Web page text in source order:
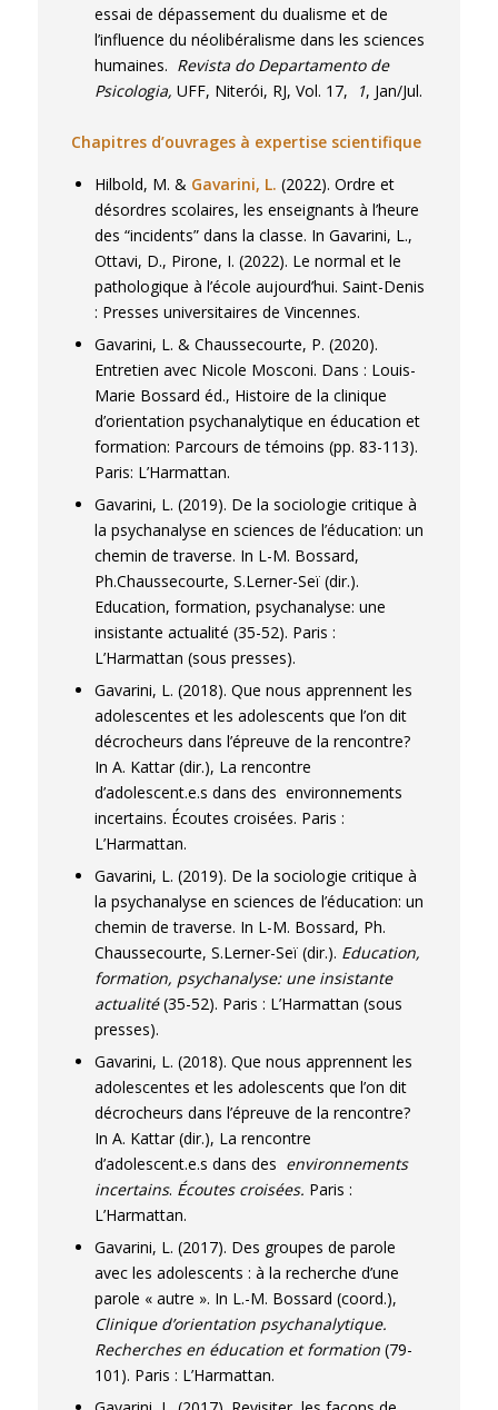
essai de dépassement du dualisme et de
l’influence du néolibéralisme dans les sciences
humaines. Revista do Departamento de
Psicologia, UFF, Niterói, RJ, Vol. 17, 1, Jan/Jul.
Chapitres d’ouvrages à expertise scientifique
Hilbold, M. &Gavarini, L. (2022). Ordre et
désordres scolaires, les enseignants à l’heure
des “incidents” dans la classe. In Gavarini, L.,
Ottavi, D., Pirone, I. (2022). Le normal et le
pathologique à l’école aujourd’hui. Saint-Denis
: Presses universitaires de Vincennes.
Gavarini, L. & Chaussecourte, P. (2020).
Entretien avec Nicole Mosconi. Dans : Louis-
Marie Bossard éd., Histoire de la clinique
d’orientation psychanalytique en éducation et
formation: Parcours de témoins (pp. 83-113).
Paris: L’Harmattan.
Gavarini, L. (2019). De la sociologie critique à
la psychanalyse en sciences de l’éducation: un
chemin de traverse. In L-M. Bossard,
Ph.Chaussecourte, S.Lerner-Seï (dir.).
Education, formation, psychanalyse: une
insistante actualité (35-52). Paris :
L’Harmattan (sous presses).
Gavarini, L. (2018). Que nous apprennent les
adolescentes et les adolescents que l’on dit
décrocheurs dans l’épreuve de la rencontre?
In A. Kattar (dir.), La rencontre
d’adolescent.e.s dans des environnements
incertains. Écoutes croisées. Paris :
L’Harmattan.
Gavarini, L. (2019). De la sociologie critique à
la psychanalyse en sciences de l’éducation: un
chemin de traverse. In L-M. Bossard, Ph.
Chaussecourte, S.Lerner-Seï (dir.). Education,
formation, psychanalyse: une insistante
actualité(35-52). Paris : L’Harmattan (sous
presses).
Gavarini, L. (2018). Que nous apprennent les
adolescentes et les adolescents que l’on dit
décrocheurs dans l’épreuve de la rencontre?
In A. Kattar (dir.), La rencontre
d’adolescent.e.s dans des environnements
incertains. Écoutes croisées. Paris :
L’Harmattan.
Gavarini, L. (2017). Des groupes de parole
avec les adolescents : à la recherche d’une
parole « autre ». In L.-M. Bossard (coord.),
Clinique d’orientation psychanalytique.
Recherches en éducation et formation(79-
101). Paris : L’Harmattan.